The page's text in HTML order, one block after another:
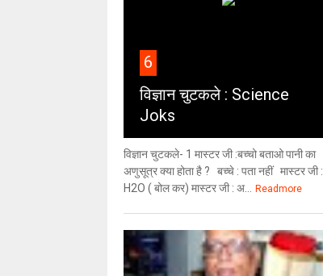
6
विज्ञान चुटकले : Science
Joks
विज्ञान चुटकले- 1 मास्टर जी :बच्चो बताओ पानी का
अणुसूत्र क्या होता है ? बच्चे : पता नहीं मास्टर जी :
H2O ( बोल कर) मास्टर जी : अ...
Readmore